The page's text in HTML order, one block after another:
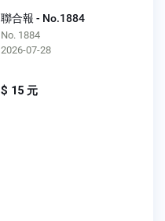
聯合報 - No.1884
No. 1884
2026-07-28
$ 15 元